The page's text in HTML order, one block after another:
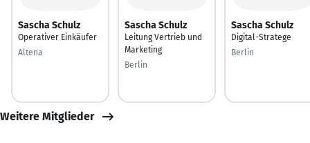
Sascha Schulz
Operativer Einkäufer
Altena
Sascha Schulz
Leitung Vertrieb und
Marketing
Berlin
Sascha Schulz
Digital-Stratege
Berlin
Weitere Mitglieder